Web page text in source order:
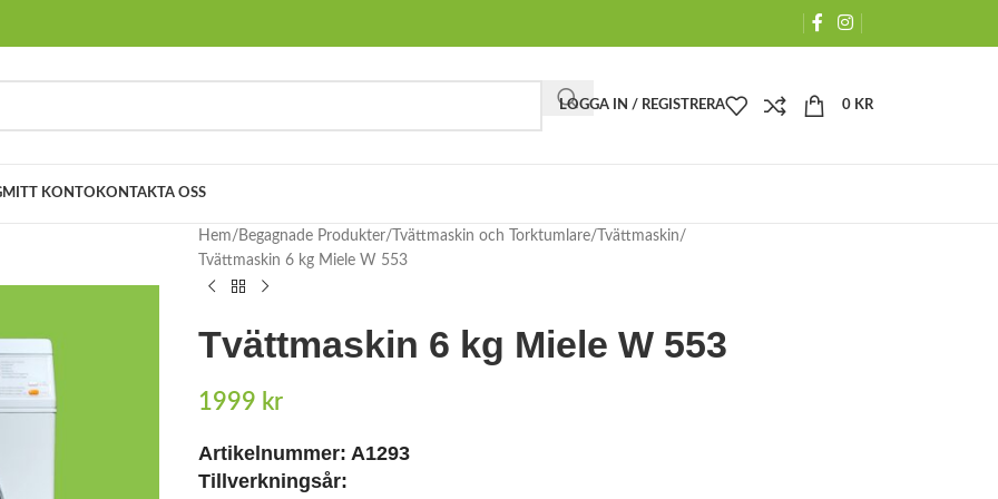
LOGGA IN / REGISTRERA 0 KR
MITT KONTO KONTAKTA OSS
Hem Begagnade Produkter Tvättmaskin och Torktumlare
Tvättmaskin
Tvättmaskin 6 kg Miele W 553
Tvättmaskin 6 kg Miele W 553
1999 kr
Artikelnummer: A1293
Tillverkningsår: